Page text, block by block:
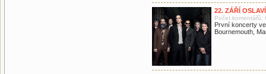
22. ZÁŘÍ
Počet komentářů:
První koncerty
Bournemouth,